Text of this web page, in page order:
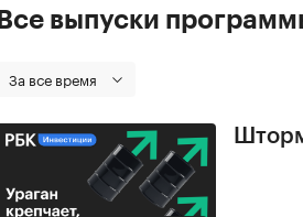
Все выпуски
За все время